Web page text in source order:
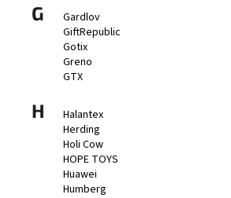
G
Gardlov
GiftRepublic
Gotix
Greno
GTX
H
Halantex
Herding
Holi Cow
HOPE TOYS
Huawei
Humberg